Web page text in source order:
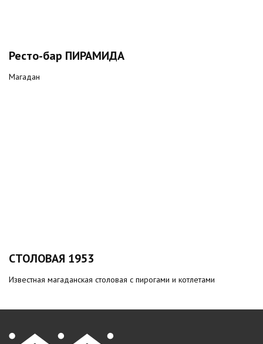
Ресто-бар ПИРАМИДА
Магадан
СТОЛОВАЯ 1953
Известная магаданская столовая с пирогами и котлетами